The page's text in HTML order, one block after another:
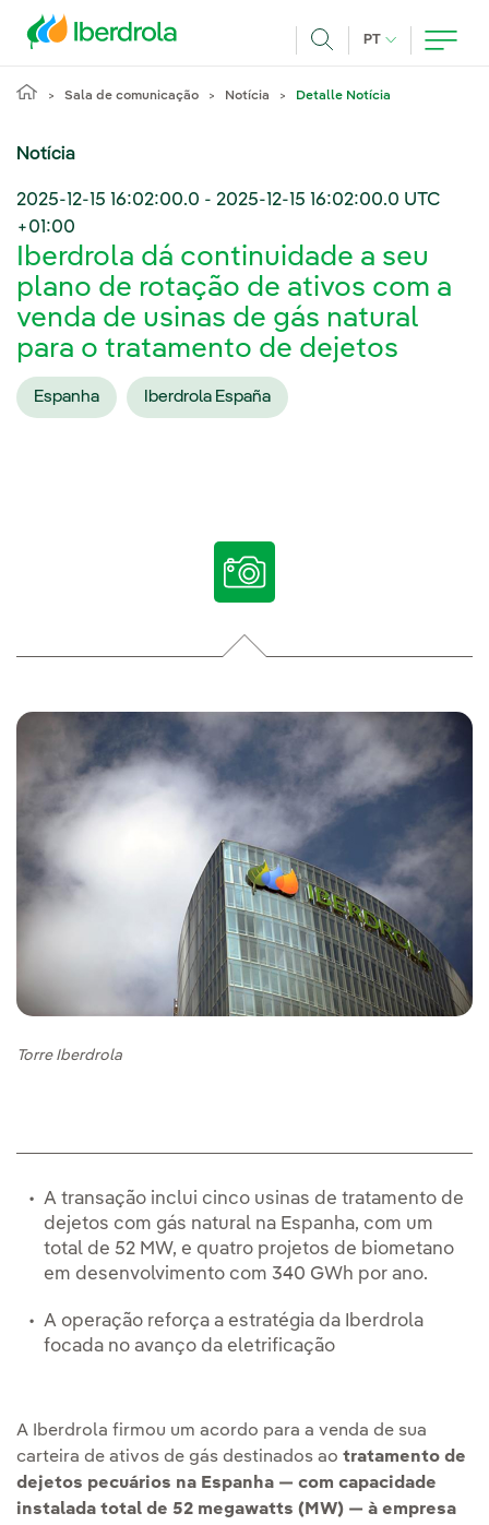
PT IDIOMA ATUAL,
Sala de comunicação Notícia Detalle Notícia
Notícia
2025-12-15 16:02:00.0 - 2025-12-15 16:02:00.0 UTC
+01:00
Iberdrola dá continuidade a seu
plano de rotação de ativos com a
venda de usinas de gás natural
para o tratamento de dejetos
Espanha Iberdrola España
Torre Iberdrola
A transação inclui cinco usinas de tratamento de
dejetos com gás natural na Espanha, com um
total de 52 MW, e quatro projetos de biometano
em desenvolvimento com 340 GWh por ano.
A operação reforça a estratégia da Iberdrola
focada no avanço da eletrificação
A Iberdrola firmou um acordo para a venda de sua
carteira de ativos de gás destinados ao tratamento de
dejetos pecuários na Espanha — com capacidade
instalada total de 52 megawatts (MW) — à empresa